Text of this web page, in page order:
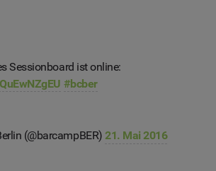
Sessionboard ist online:
#bcber
(@barcampBER) 21. Mai 2016